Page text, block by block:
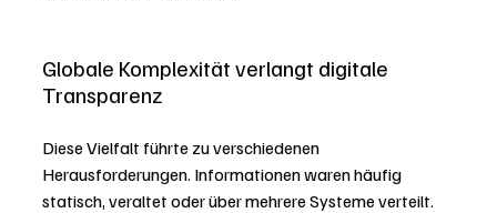
Globale Komplexität verlangt digitale
Transparenz
Diese Vielfalt führte zu verschiedenen
Herausforderungen. Informationen waren häufig
statisch, veraltet oder über mehrere Systeme verteilt.